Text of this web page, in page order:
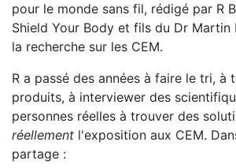
pour le monde sans fil, rédigé par R
Shield Your Body et fils du Dr Martin
la recherche sur les CEM.
R a passé des années à faire le tri, à
produits, à interviewer des
personnes réelles à trouver des
réellement l'exposition aux CEM.
partage :